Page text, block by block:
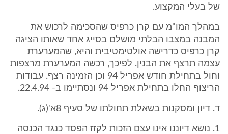
של בעלי המקצוע.
במהלך המו"מ עם קרן כרפיס שהסכימה לרכוש את
המבנה במצבו הבלתי מושלם בסייג אחד שאותו הציגה
קרן כרפיס כדרישה אולטימטיבית והיא, שהמערערת
עצמה תרצף את הבנין. לפיכך, רכשה המערערת מרצפות
וחול בתחילת חודש אפריל 94 וכן הזמינה רצף. עבודות
הריצוף החלו בתחילת אפריל 94 ונסתיימו ב- 22.4.94.
ד. דיון ומסקנות בשאלת תחולתו של סעיף 8א'(ג).
1. נושא דיוננו אינו עצם הזכות לקזז הפסד כנגד הכנסה